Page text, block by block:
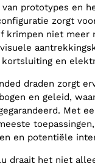
prototypes en
zorgt
krimpen niet meer
kortsluiting en
draden zorgt
en geleid,
Met
en potentiële
draait het niet